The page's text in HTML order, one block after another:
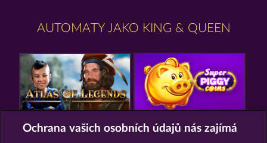
AUTOMATY JAKO KING & QUEEN
ATLAS OF LEGENDS SUPER PIGGY COINS
Ochrana vašich osobních údajů nás zajímá